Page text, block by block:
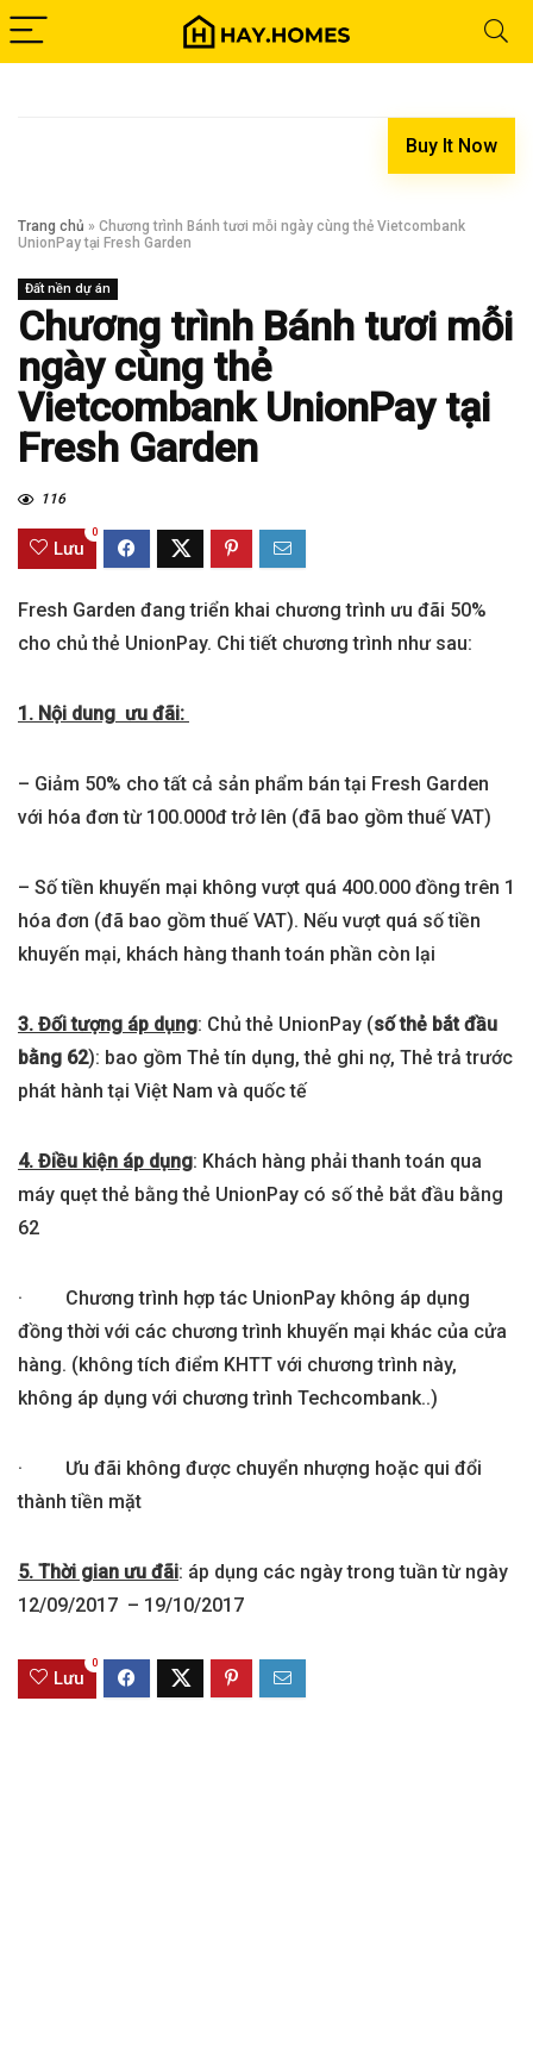
Buy It Now
Trang chủ » Chương trình Bánh tươi mỗi ngày cùng thẻ Vietcombank
UnionPay tại Fresh Garden
Đất nền dự án
Chương trình Bánh tươi mỗi
ngày cùng thẻ
Vietcombank UnionPay tại
Fresh Garden
116
Lưu
0
Fresh Garden đang triển khai chương trình ưu đãi 50%
cho chủ thẻ UnionPay. Chi tiết chương trình như sau:
1. Nội dung ưu đãi:
– Giảm 50% cho tất cả sản phẩm bán tại Fresh Garden
với hóa đơn từ 100.000đ trở lên (đã bao gồm thuế VAT)
– Số tiền khuyến mại không vượt quá 400.000 đồng trên 1
hóa đơn (đã bao gồm thuế VAT). Nếu vượt quá số tiền
khuyến mại, khách hàng thanh toán phần còn lại
3. Đối tượng áp dụng: Chủ thẻ UnionPay (số thẻ bắt đầu
bằng 62): bao gồm Thẻ tín dụng, thẻ ghi nợ, Thẻ trả trước
phát hành tại Việt Nam và quốc tế
4. Điều kiện áp dụng: Khách hàng phải thanh toán qua
máy quẹt thẻ bằng thẻ UnionPay có số thẻ bắt đầu bằng
62
· Chương trình hợp tác UnionPay không áp dụng
đồng thời với các chương trình khuyến mại khác của cửa
hàng. (không tích điểm KHTT với chương trình này,
không áp dụng với chương trình Techcombank..)
· Ưu đãi không được chuyển nhượng hoặc qui đổi
thành tiền mặt
5. Thời gian ưu đãi: áp dụng các ngày trong tuần từ ngày
12/09/2017 – 19/10/2017
Lưu
0